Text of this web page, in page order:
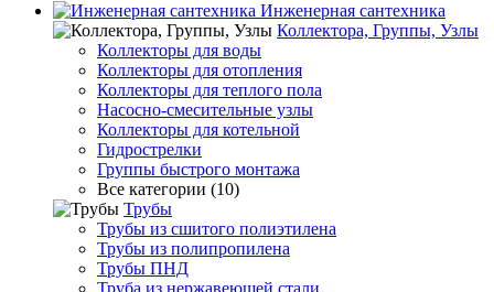
Инженерная сантехника
Коллектора, Группы, Узлы
Коллекторы для воды
Коллекторы для отопления
Коллекторы для теплого пола
Насосно-смесительные узлы
Коллекторы для котельной
Гидрострелки
Группы быстрого монтажа
Все категории (10)
Трубы
Трубы из сшитого полиэтилена
Трубы из полипропилена
Трубы ПНД
Труба из нержавеющей стали